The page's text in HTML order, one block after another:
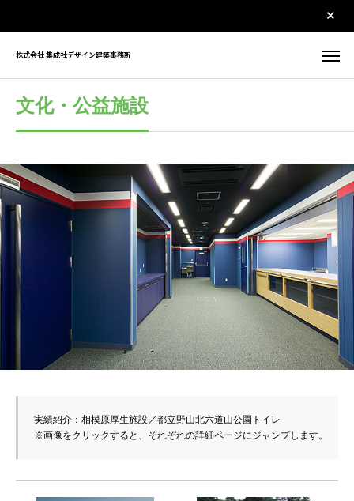
株式会社 集成社デザイン建築事務所
文化・公益施設
実績紹介：相模原厚生施設／都立野山北六道山公園トイレ
※画像をクリックすると、それぞれの詳細ページにジャンプします。